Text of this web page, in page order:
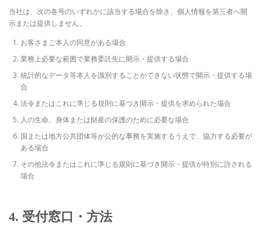
当社は、次の各号のいずれかに該当する場合を除き、個人情報を第三者へ開
示または提供しません。
お客さまご本人の同意がある場合
業務上必要な範囲で業務委託先に開示・提供する場合
統計的なデータ等本人を識別することができない状態で開示・提供する場
合
法令またはこれに準じる規則に基づき開示・提供を求められた場合
人の生命、身体または財産の保護のために必要な場合
国または地方公共団体等が公的な事務を実施するうえで、協力する必要が
ある場合
その他法令またはこれに準じる規則に基づき開示・提供が特別に許される
場合
4. 受付窓口・方法